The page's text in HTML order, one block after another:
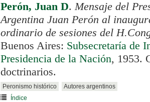
Perón, Juan D. Mensaje del
Argentina Juan Perón al
ordinario de sesiones del
Buenos Aires: Subsecretaría de
Presidencia de la Nación, 1953.
doctrinarios.
Peronismo histórico
Autores argentinos
Índice